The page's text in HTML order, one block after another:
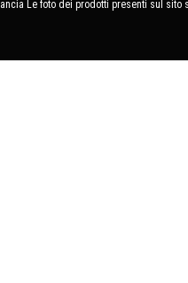
Le foto dei prodotti presenti sul sito